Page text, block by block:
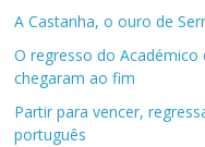
A Castanha, o ouro de
O regresso do Académico
chegaram ao fim
Partir para vencer,
português